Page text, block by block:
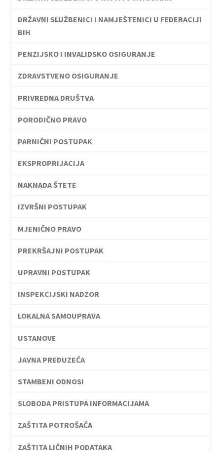
DRŽAVNI SLUŽBENICI I NAMJEŠTENICI U FEDERACIJI
BIH
PENZIJSKO I INVALIDSKO OSIGURANJE
ZDRAVSTVENO OSIGURANJE
PRIVREDNA DRUŠTVA
PORODIČNO PRAVO
PARNIČNI POSTUPAK
EKSPROPRIJACIJA
NAKNADA ŠTETE
IZVRŠNI POSTUPAK
MJENIČNO PRAVO
PREKRŠAJNI POSTUPAK
UPRAVNI POSTUPAK
INSPEKCIJSKI NADZOR
LOKALNA SAMOUPRAVA
USTANOVE
JAVNA PREDUZEĆA
STAMBENI ODNOSI
SLOBODA PRISTUPA INFORMACIJAMA
ZAŠTITA POTROŠAČA
ZAŠTITA LIČNIH PODATAKA